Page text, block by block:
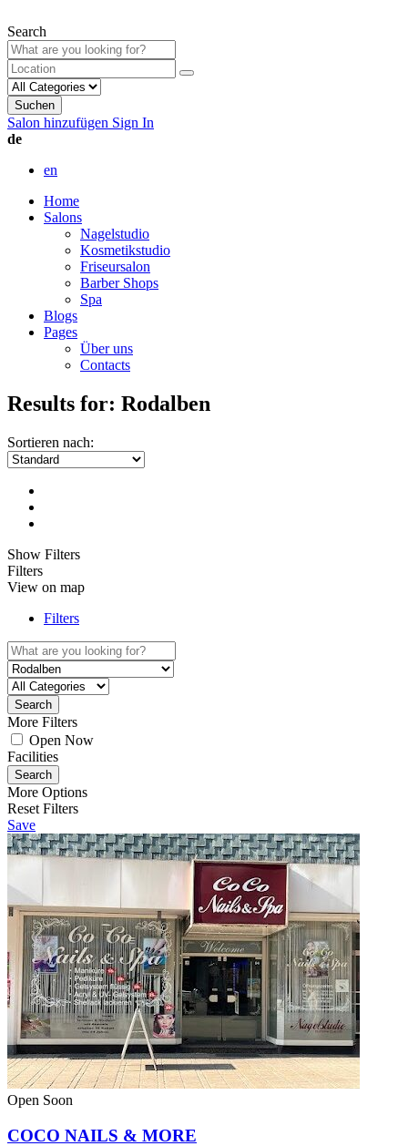
Search
Suchen
Salon hinzufügen Sign In
de
en
Home
Salons
Nagelstudio
Kosmetikstudio
Friseursalon
Barber Shops
Spa
Blogs
Pages
Über uns
Contacts
Results for: Rodalben
Sortieren nach:
Show Filters
Filters
View on map
Filters
Search
More Filters
Open Now
Facilities
Search
More Options
Reset Filters
Save
Open Soon
COCO NAILS & MORE